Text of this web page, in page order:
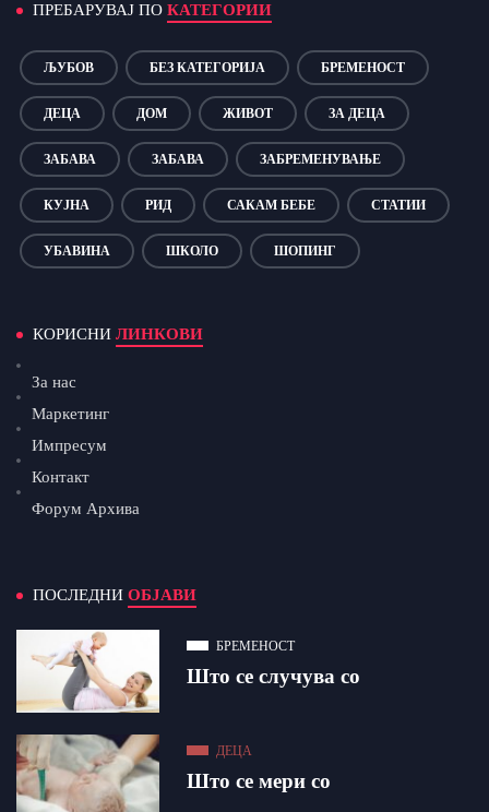
ПРЕБАРУВАЈ ПО КАТЕГОРИИ
ЉУБОВ БЕЗ КАТЕГОРИЈА БРЕМЕНОСТ
ДЕЦА ДОМ ЖИВОТ ЗА ДЕЦА
ЗАБАВА ЗАБАВА ЗАБРЕМЕНУВАЊЕ
КУЈНА РИД САКАМ БЕБЕ СТАТИИ
УБАВИНА ШКОЛО ШОПИНГ
КОРИСНИ ЛИНКОВИ
За нас
Маркетинг
Импресум
Контакт
Форум Архива
ПОСЛЕДНИ ОБЈАВИ
БРЕМЕНОСТ
Што се случува со
ДЕЦА
Што се мери со